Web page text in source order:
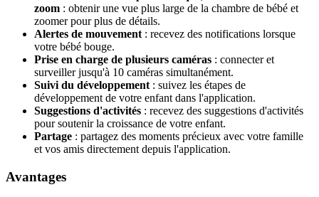
zoom : obtenir une vue plus large de la chambre de bébé et
zoomer pour plus de détails.
Alertes de mouvement : recevez des notifications lorsque
votre bébé bouge.
Prise en charge de plusieurs caméras : connecter et
surveiller jusqu'à 10 caméras simultanément.
Suivi du développement : suivez les étapes de
développement de votre enfant dans l'application.
Suggestions d'activités : recevez des suggestions d'activités
pour soutenir la croissance de votre enfant.
Partage : partagez des moments précieux avec votre famille
et vos amis directement depuis l'application.
Avantages